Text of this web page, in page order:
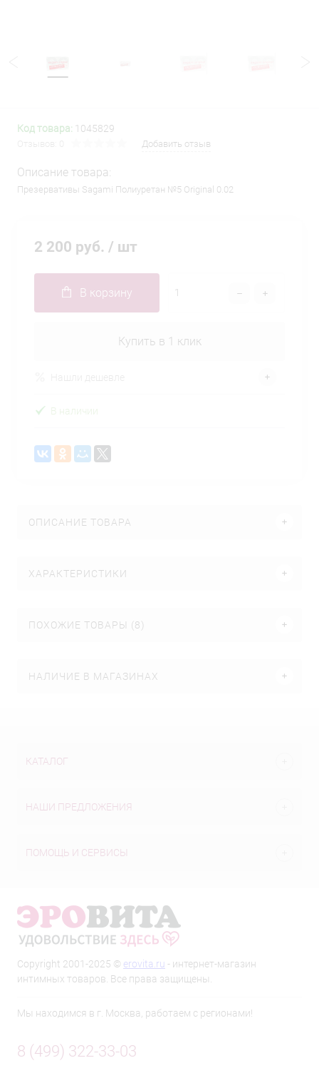
Код товара: 1045829
Добавить отзыв
Описание товара:
Презервативы Sagami Полиуретан №5 Original 0.02
2 200 руб. / шт
В корзину
Купить в 1 клик
В наличии
ОПИСАНИЕ ТОВАРА
ХАРАКТЕРИСТИКИ
ПОХОЖИЕ ТОВАРЫ (8)
НАЛИЧИЕ В МАГАЗИНАХ
КАТАЛОГ
НАШИ ПРЕДЛОЖЕНИЯ
ПОМОЩЬ И СЕРВИСЫ
Copyright 2001-2025 © erovita.ru - интернет-магазин
интимных товаров. Все права защищены.
Мы находимся в г. Москва, работаем с регионами!
8 (499) 322-33-03